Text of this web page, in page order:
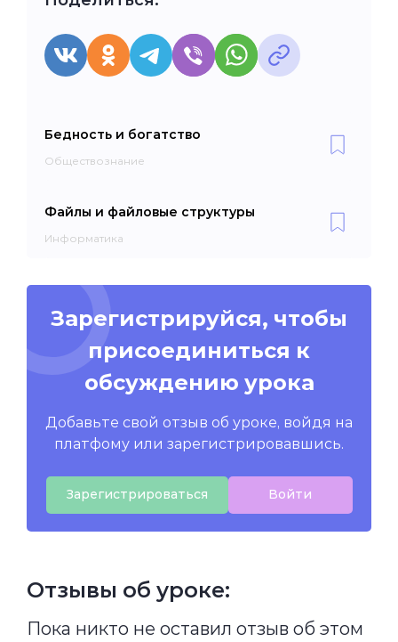
Бедность и богатство
Обществознание
Файлы и файловые структуры
Информатика
Зарегистрируйся, чтобы
присоединиться к
обсуждению урока
Добавьте свой отзыв об уроке, войдя на
платфому или зарегистрировавшись.
Зарегистрироваться Войти
Отзывы об уроке:
Пока никто не оставил отзыв об этом